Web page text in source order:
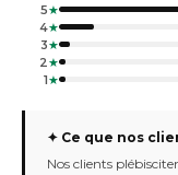
5★
4★
3★
2★
1★
✦ Ce que nos
Nos clients